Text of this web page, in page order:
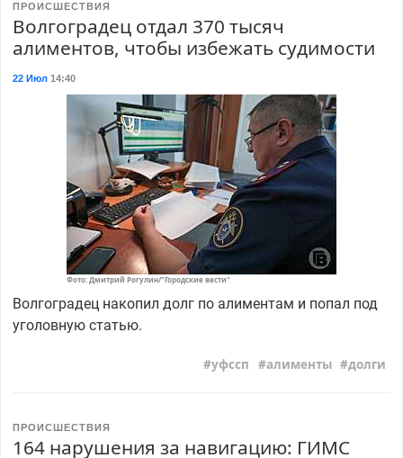
ПРОИСШЕСТВИЯ
Волгоградец отдал 370 тысяч
алиментов, чтобы избежать судимости
22 Июл14:40
Фото: Дмитрий Рогулин/"Городские вести"
Волгоградец накопил долг по алиментам и попал под
уголовную статью.
уфссп алименты долги
ПРОИСШЕСТВИЯ
164 нарушения за навигацию: ГИМС